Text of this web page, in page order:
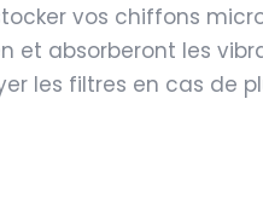
vos chiffons
et absorberont les
les filtres en cas de